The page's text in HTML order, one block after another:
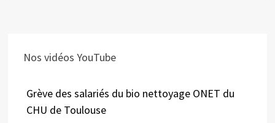
Nos vidéos YouTube
Grève des salariés du bio nettoyage ONET du
CHU de Toulouse